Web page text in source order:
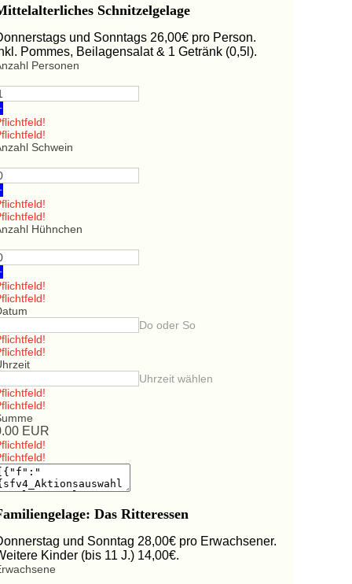
Schnitzelgelage
und Sonntags 26,00€ pro Person.
Pommes, Beilagensalat & 1 Getränk (0,5l).
Personen
Schwein
Hühnchen
Do oder So
Uhrzeit wählen
EUR
Das Ritteressen
und Sonntag 28,00€ pro Erwachsener.
Kinder (bis 11 J.) 14,00€.